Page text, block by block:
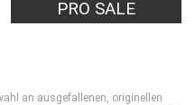
PRO SALE
an ausgefallenen, originellen